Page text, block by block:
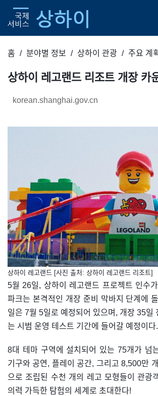
홈 분야별 정보 상하이 관광 주요 계
상하이 레고랜드 리조트 개장 카
korean.shanghai.gov.cn
상하이 레고랜드 [사진 출처: 상하이 레고랜드 리조트]
5월 26일, 상하이 레고랜드 프로젝트 인수
파크는 본격적인 개장 준비 막바지 단계에
일은 7월 5일로 예정되어 있으며, 개장 35일
는 시범 운영 테스트 기간에 들어갈 예정이다.
8대 테마 구역에 설치되어 있는 75개가 넘
기구와 공연, 플레이 공간, 그리고 8,500만
으로 조립된 수천 개의 레고 모형들이 관광
의력 가득한 탐험의 세계로 초대한다!